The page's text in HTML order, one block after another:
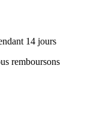
14 jours
remboursons